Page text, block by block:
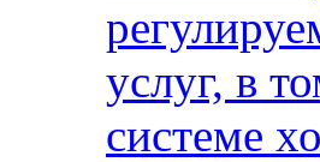
услуг, в
системе